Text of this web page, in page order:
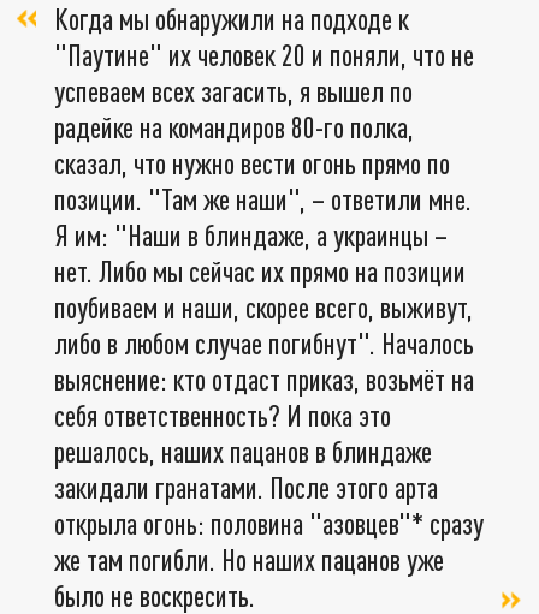
Когда мы обнаружили на подходе к
"Паутине" их человек 20 и поняли, что не
успеваем всех загасить, я вышел по
радейке на командиров 80-го полка,
сказал, что нужно вести огонь прямо по
позиции. "Там же наши", – ответили мне.
Я им: "Наши в блиндаже, а украинцы –
нет. Либо мы сейчас их прямо на позиции
поубиваем и наши, скорее всего, выживут,
либо в любом случае погибнут". Началось
выяснение: кто отдаст приказ, возьмёт на
себя ответственность? И пока это
решалось, наших пацанов в блиндаже
закидали гранатами. После этого арта
открыла огонь: половина "азовцев"* сразу
же там погибли. Но наших пацанов уже
было не воскресить.